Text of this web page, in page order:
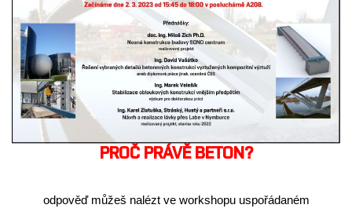
PROČ PRÁVĚ BETON?
odpověď můžeš nalézt ve workshopu uspořádaném